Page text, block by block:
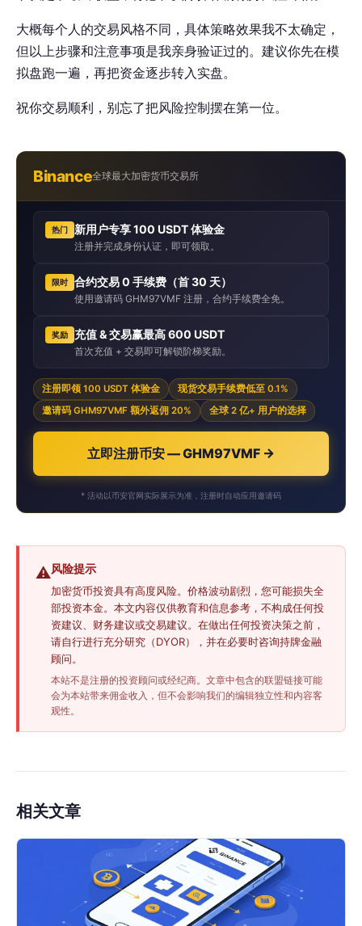
大概每个人的交易风格不同，具体策略效果我不太确定，
但以上步骤和注意事项是我亲身验证过的。建议你先在模
拟盘跑一遍，再把资金逐步转入实盘。
祝你交易顺利，别忘了把风险控制摆在第一位。
Binance全球最大加密货币交易所
热门 新用户专享 100 USDT 体验金
注册并完成身份认证，即可领取。
限时 合约交易 0 手续费（首 30 天）
使用邀请码 GHM97VMF 注册，合约手续费全免。
奖励 充值 & 交易赢最高 600 USDT
首次充值 + 交易即可解锁阶梯奖励。
注册即领 100 USDT 体验金
现货交易手续费低至 0.1%
邀请码 GHM97VMF 额外返佣 20%
全球 2 亿+ 用户的选择
立即注册币安 — GHM97VMF →
* 活动以币安官网实际展示为准，注册时自动应用邀请码
⚠️风险提示
加密货币投资具有高度风险。价格波动剧烈，您可能损失全
部投资本金。本文内容仅供教育和信息参考，不构成任何投
资建议、财务建议或交易建议。在做出任何投资决策之前，
请自行进行充分研究（DYOR），并在必要时咨询持牌金融
顾问。
本站不是注册的投资顾问或经纪商。文章中包含的联盟链接可能
会为本站带来佣金收入，但不会影响我们的编辑独立性和内容客
观性。
相关文章